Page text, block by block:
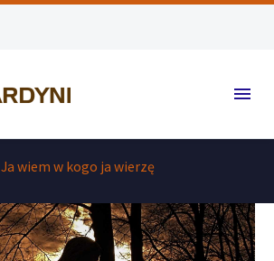
Ja wiem w kogo ja wierzę